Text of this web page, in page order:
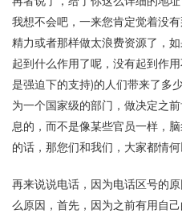
我想不会吧，一来您肯定觉着没
精力或者那样做太浪费资源了，
起到什么作用了呢，没有起到作
是强迫下的支持)的人们带来了多
为一个国家级的部门，做决定之
息的，而不是像某些官员一样，
的话，那您们和我们，大家都情何
再来说说电话，因为电话区号的
么原因，首先，因为之前有用自